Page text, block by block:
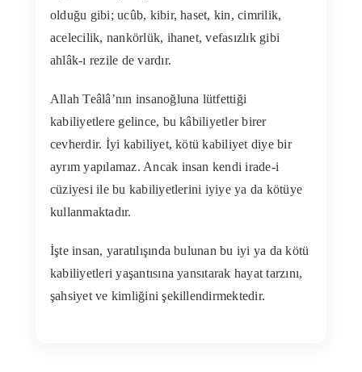
olduğu gibi; ucûb, kibir, haset, kin, cimrilik,
acelecilik, nankörlük, ihanet, vefasızlık gibi
ahlâk-ı rezile de vardır.
Allah Teâlâ’nın insanoğluna lütfettiği
kabiliyetlere gelince, bu kâbiliyetler birer
cevherdir. İyi kabiliyet, kötü kabiliyet diye bir
ayrım yapılamaz. Ancak insan kendi irade-i
cüziyesi ile bu kabiliyetlerini iyiye ya da kötüye
kullanmaktadır.
İşte insan, yaratılışında bulunan bu iyi ya da kötü
kabiliyetleri yaşantısına yansıtarak hayat tarzını,
şahsiyet ve kimliğini şekillendirmektedir.